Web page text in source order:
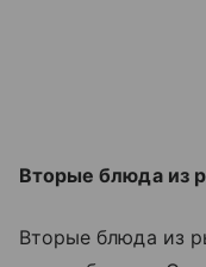
Вторые блюда из
Вторые блюда из